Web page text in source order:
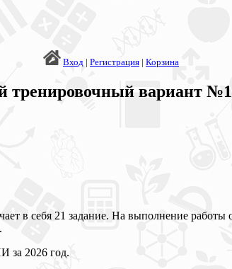
Вход | Регистрация | Корзина
тренировочный вариант
в себя 21 задание. На выполнение
за 2026 год.